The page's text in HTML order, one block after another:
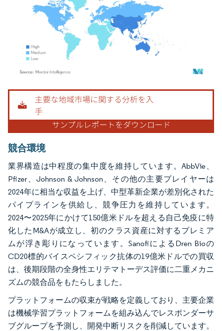
画像 © Mordor Intelligence。再利用にはCC BY 4.0の表示が必要です。
競合環境
業界構造は中程度の集中度を維持しています。AbbVie、
Pfizer、Johnson & Johnson、その他の主要プレイヤーは
2024年に相当な収益を上げ、中型革新企業が差別化された
パイプラインを供給し、競争圧力を維持しています。
2024〜2025年にかけて150億米ドルを超える自己免疫に特
化したM&Aが成立し、初のクラス資産に対するプレミア
ムが浮き彫りになっています。SanofiによるDren Bioの
CD20標的バイスペシフィック抗体の19億米ドルでの買収
は、後期段階の全身性エリテマトーデス評価に二重メカニ
ズムの競合品をもたらしました。
プラットフォームの収束が戦略を定義しており、主要企業
は機械学習プラットフォームを組み込んでレスポンダーサ
ブグループを予測し、開発中断リスクを削減しています。